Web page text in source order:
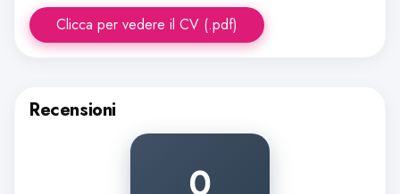
Clicca per vedere il CV (.pdf)
Recensioni
0